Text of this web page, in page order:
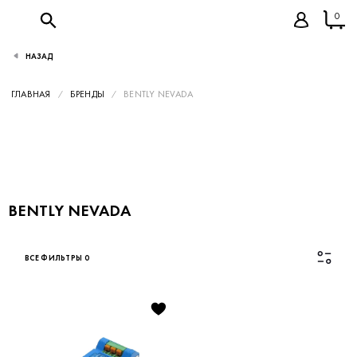
0
ГЛАВНАЯ БРЕНДЫ BENTLY NEVADA
BENTLY NEVADA
ВСЕ ФИЛЬТРЫ 0
НАЗАД